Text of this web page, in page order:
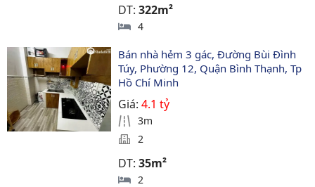
DT:322m²
4
Bán nhà hẻm 3 gác, Đường Bùi Đình
Túy, Phường 12, Quận Bình Thạnh, Tp
Hồ Chí Minh
Giá:4.1 tỷ
3m
2
DT:35m²
2